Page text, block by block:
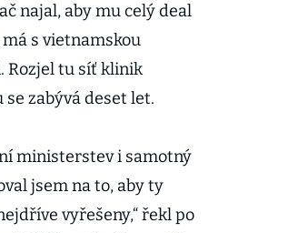
najal, aby mu celý deal
s vietnamskou
Rozjel tu síť klinik
zabývá deset let.
ministerstev i samotný
jsem na to, aby ty
vyřešeny,“ řekl po